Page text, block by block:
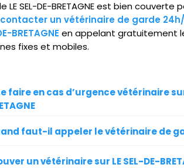
LE SEL-DE-BRETAGNE est bien couverte
contacter un vétérinaire de garde
BRETAGNE en appelant gratuitement
fixes et mobiles.
faire en cas d’urgence vétérinaire sur
faut-il appeler le vétérinaire de
un vétérinaire sur LE SEL-DE-